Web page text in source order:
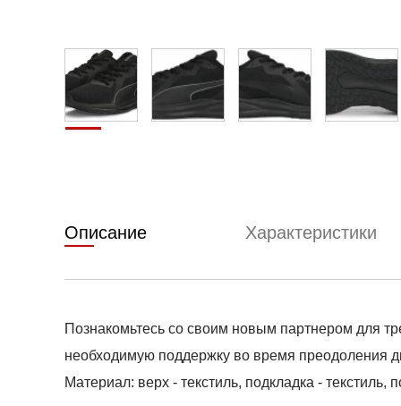
Описание Характеристики
Познакомьтесь со своим новым партнером для
необходимую поддержку во время преодоления
Материал: верх - текстиль, подкладка -